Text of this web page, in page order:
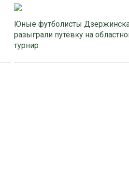
Юные футболисты
разыграли путёвку на
турнир